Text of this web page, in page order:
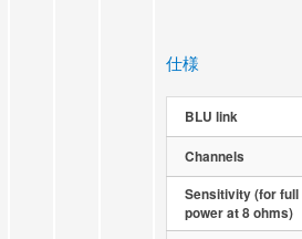
仕様
BLU link
Channels
Sensitivity (for full
power at 8 ohms)